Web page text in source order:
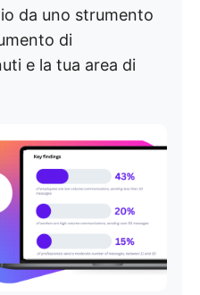
da uno strumento
di
e la tua area di